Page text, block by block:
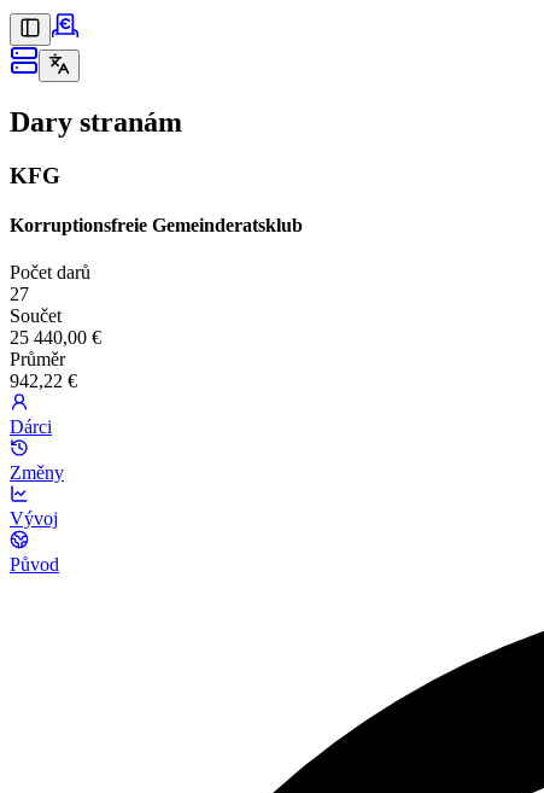
Dary stranám
KFG
Korruptionsfreie Gemeinderatsklub
Počet darů
27
Součet
25 440,00 €
Průměr
942,22 €
Dárci
Změny
Vývoj
Původ